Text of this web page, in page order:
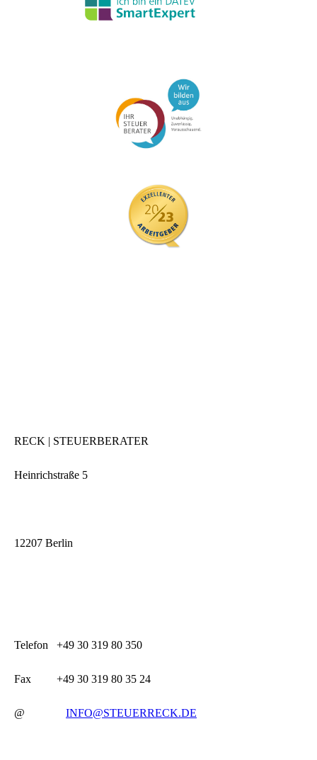
RECK | STEUERBERATER
Heinrichstraße 5
12207 Berlin
Telefon +49 30 319 80 350
Fax +49 30 319 80 35 24
@ INFO@STEUERRECK.DE